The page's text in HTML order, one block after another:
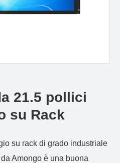
21.5 pollici
su Rack
su rack di grado industriale
Amongo è una buona